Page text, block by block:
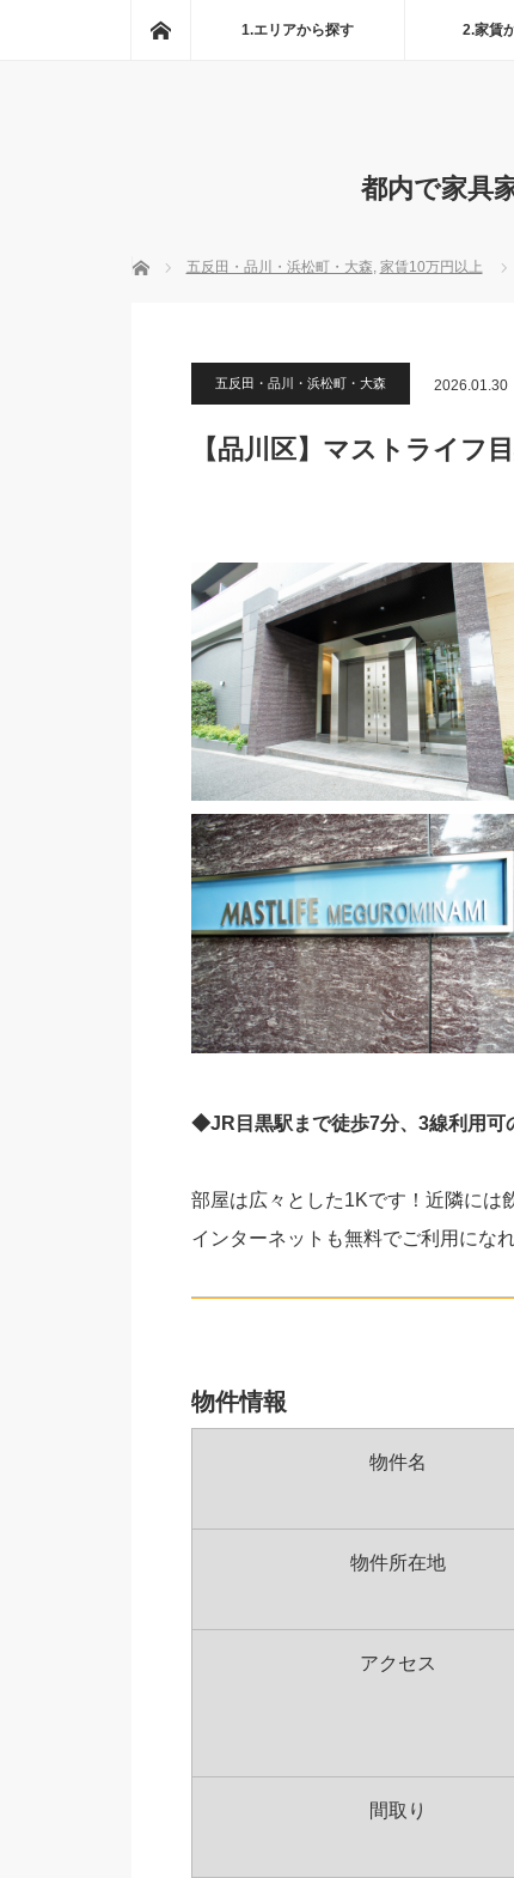
ホーム1.エリアから探す 2.家賃
都内で家具
ホーム 五反田・品川・浜松町・大森, 家賃10万円以上
五反田・品川・浜松町・大森 2026.01.30
【品川区】マストライフ
◆JR目黒駅まで徒歩7分、3線利用
部屋は広々とした1Kです！近隣には
インターネットも無料でご利用にな
物件情報
物件名
物件所在地
アクセス
間取り